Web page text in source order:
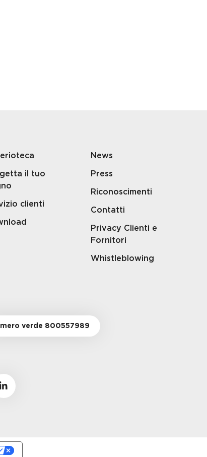
il tuo
clienti
News
Press
Riconoscimenti
Contatti
Privacy Clienti e
Fornitori
Whistleblowing
verde 800557989